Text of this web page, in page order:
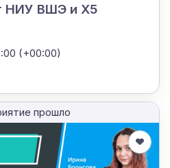
НИУ ВШЭ и Х5
(+00:00)
прошло